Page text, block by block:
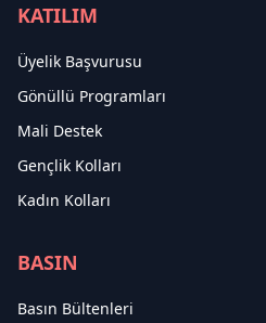
KATILIM
Üyelik Başvurusu
Gönüllü Programları
Mali Destek
Gençlik Kolları
Kadın Kolları
BASIN
Basın Bültenleri